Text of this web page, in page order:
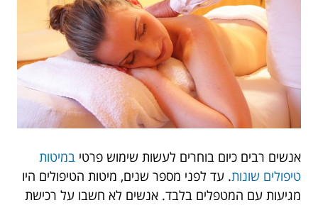
אנשים רבים כיום בוחרים לעשות שימוש פרטי במיטות
טיפולים שונות. עד לפני מספר שנים, מיטות הטיפולים היו
מגיעות עם המטפלים בלבד. אנשים לא חשבו על רכישת